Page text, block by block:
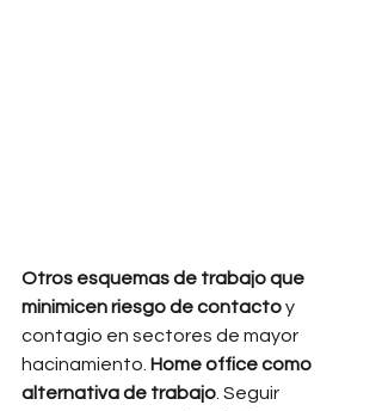
Otros esquemas de trabajo que
minimicen riesgo de contacto y
contagio en sectores de mayor
hacinamiento. Home office como
alternativa de trabajo . Seguir